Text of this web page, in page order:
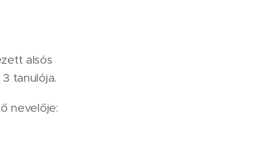
alsós
tanulója.
nevelője: